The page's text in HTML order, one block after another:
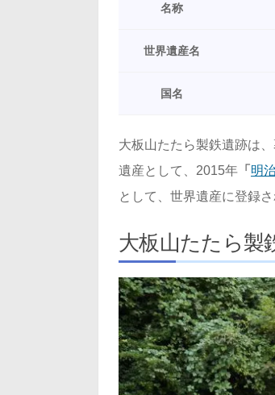
名称
世界遺産名
国名
大板山たたら製鉄遺跡は
遺産として、2015年 「 明
として、世界遺産に登録さ
大板山たたら製